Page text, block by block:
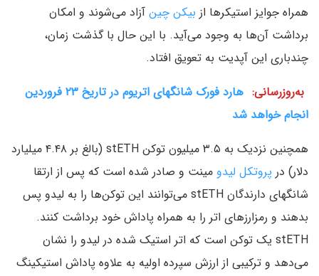
همراه جوایز استیکرها از بیکن چین آزاد می‌شوند و امکان
برداشت آن‌ها به وجود می‌آید. با این حال با گذشت زمان،
چندباری این آپدیت به تعویق افتاد.
به‌روزرسانی:
هارد فورک شانگهای اتریوم در تاریخ ۲۳ فروردین
انجام خواهد شد
همچنین نزدیک به ۳.۵ میلیون توکن stETH (بالغ بر ۴.۴۸ میلیارد
دلار) در پروتکل لیدو مینت و صادر شده است که پس از ارتقا
شانگهای دارندگان stETH می‌توانند این توکن‌ها را به لیدو پس
بدهند و رمزارزهای اتر را به همراه پاداش خود برداشت کنند.
stETH یک توکن است که اتر استیک شده در لیدو را نشان
می‌دهد و ترکیبی از ارزش سپرده اولیه به علاوه پاداش استیکینگ